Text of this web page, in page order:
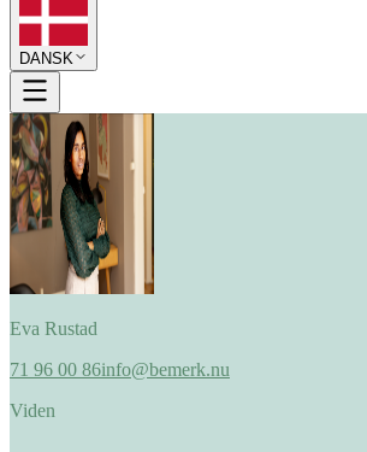
DANSK
Eva Rustad
71 96 00 86info@bemerk.nu
Viden